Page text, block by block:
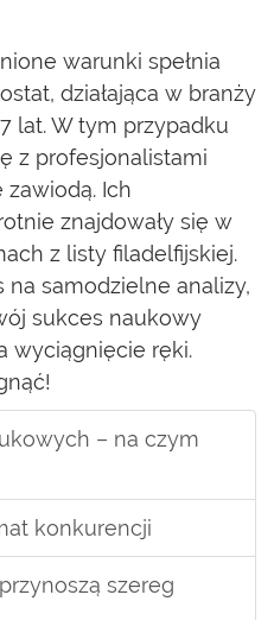
warunki spełnia
działająca w branży
lat. W tym przypadku
z profesjonalistami
Ich
znajdowały się w
z listy filadelfijskiej.
samodzielne analizy,
sukces naukowy
wyciągnięcie ręki.
– na czym
konkurencji
szereg